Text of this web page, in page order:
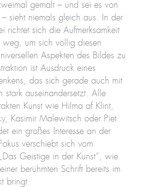
gemalt – und sei es von
– sieht niemals gleich aus. In der
richtet sich die Aufmerksamkeit
weg, um sich völlig diesen
Aspekten des Bildes zu
ist Ausdruck eines
das sich gerade auch mit
stark auseinandersetzt. Alle
Kunst wie Hilma af Klint,
Kasimir Malewitsch oder Piet
ein großes Interesse an der
verschiebt sich vom
Geistige in der Kunst“, wie
berühmten Schrift bereits im
bringt.